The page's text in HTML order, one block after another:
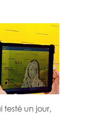
testé un jour,